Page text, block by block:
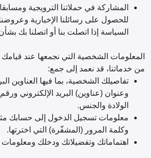
المشاركة في حملاتنا الترويجية
للحصول على رسائلنا الإخبارية
السياسة إذا اتصلت بنا أو اتصلنا بك
المعلومات الشخصية التي نجمعها عند قيامك
من خدماتنا، قد نعمد إلى جمع:
تفاصيلك الشخصية، بما فيها العناوين
وعنوان (عناوين) البريد الإلكتروني
الولادة والجنس.
معلومات تسجيل الدخول إلى حسابك
وكلمة المرور (المشفّرة) التي اخترتها.
اهتماماتك وتفضيلاتك ودخلك